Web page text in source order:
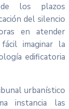
de los plazos
del silencio
en atender
imaginar la
edificatoria
urbanístico
instancia las